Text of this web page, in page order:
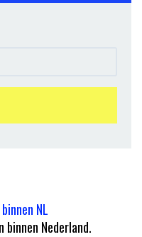
NL
Nederland.